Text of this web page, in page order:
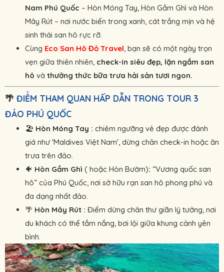
Nam Phú Quốc – Hòn Móng Tay, Hòn Gầm Ghì và Hòn
Mây Rút – nơi nước biển trong xanh, cát trắng mịn và hệ
sinh thái san hô rực rỡ.
Cùng Eco San Hô Đỏ Travel, bạn sẽ có một ngày trọn
vẹn giữa thiên nhiên, check-in siêu đẹp, lặn ngắm san
hô và thưởng thức bữa trưa hải sản tươi ngon.
🌴 ĐIỂM THAM QUAN HẤP DẪN TRONG TOUR 3
ĐẢO PHÚ QUỐC
🏖 Hòn Móng Tay : chiêm ngưỡng vẻ đẹp được đánh
giá như 'Maldives Việt Nam', dừng chân check-in hoặc ăn
trưa trên đảo.
🐠 Hòn Gầm Ghì ( hoặc Hòn Bườm): “Vương quốc san
hô” của Phú Quốc, nơi sở hữu rạn san hô phong phú và
đa dạng nhất đảo.
🌴 Hòn Mây Rút : Điểm dừng chân thư giãn lý tưởng, nơi
du khách có thể tắm nắng, bơi lội giữa khung cảnh yên
bình.